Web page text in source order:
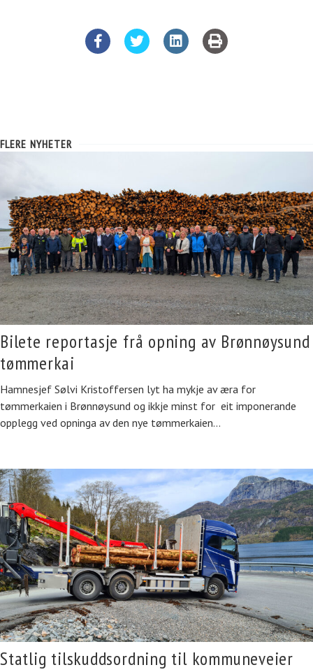
FLERE NYHETER
Bilete reportasje frå opning av Brønnøysund
tømmerkai
Hamnesjef Sølvi Kristoffersen lyt ha mykje av æra for
tømmerkaien i Brønnøysund og ikkje minst for eit imponerande
opplegg ved opninga av den nye tømmerkaien…
Statlig tilskuddsordning til kommuneveier